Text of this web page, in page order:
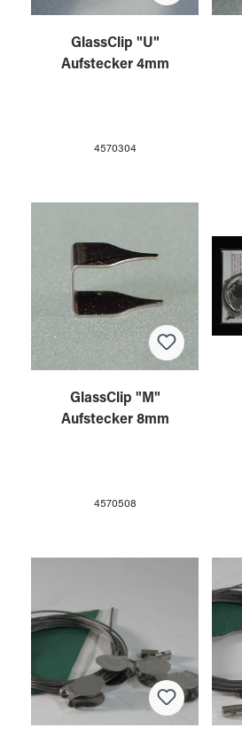
GlassClip "U"
Aufstecker 4mm
4570304
GlassClip "M"
Aufstecker 8mm
4570508